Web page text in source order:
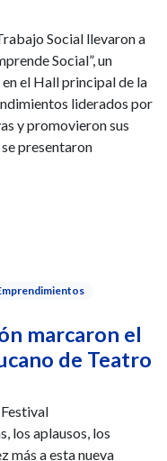
Social llevaron a
Social”, un
el Hall principal de la
liderados por
y promovieron sus
presentaron
y espíritu
marcaron el
de Teatro
los aplausos, los
más a esta nueva